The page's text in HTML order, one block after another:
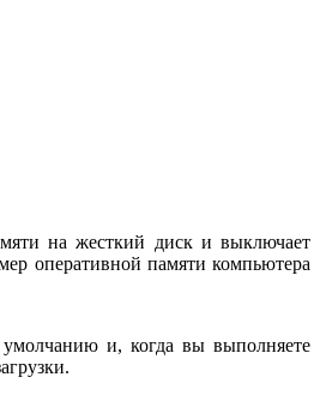
на жесткий диск и выключает
оперативной памяти компьютера
и, когда вы выполняете